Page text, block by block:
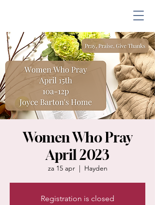
Women Who Pray
April 2023
za 15 apr
  |
Hayden
Registration is closed